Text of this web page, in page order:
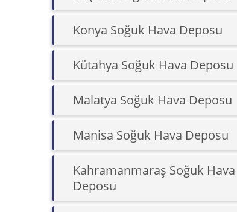
Konya Soğuk Hava Deposu
Kütahya Soğuk Hava Deposu
Malatya Soğuk Hava Deposu
Manisa Soğuk Hava Deposu
Kahramanmaraş Soğuk Hava
Deposu